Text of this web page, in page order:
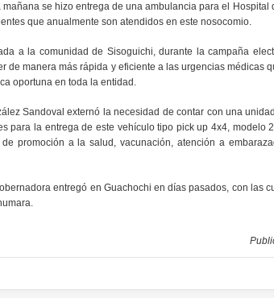
se hizo entrega de unaambulancia para el Hospital
que anualmente son atendidos en este nosocomio.
a la comunidad de Sisoguichi, durante la campaña
de manera más rápida y eficiente a las urgencias médicas
oportuna en toda la entidad.
Sandoval externó la necesidad de contar con una
para la entrega de este vehículo tipo pick up 4x4, modelo
promoción a la salud, vacunación, atención a
entregó en Guachochi en días pasados, con las